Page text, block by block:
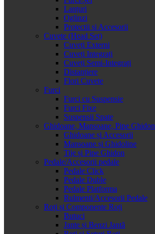
Lanțuri
Oglinzi
Protectii si Accesorii
Cuvete (Head Set)
Cuveți Externi
Cuveți Integrați
Cuveți Semi-Integrați
Distanțiere
Flori Cuvete
Furci
Furci cu Suspensie
Furci Fixe
Suspensii Spate
Ghidoane, Mansoane, Pipe Ghidon
Ghidoane și Accesorii
Mansoane și Ghidoline
Tije și Pipe Ghidon
Pedale/Accesorii pedale
Pedale Click
Pedale Duble
Pedale Platforma
Rulmenti/Accesorii Pedale
Roți și Componente Roți
Butuci
Jante și Benzi Jantă